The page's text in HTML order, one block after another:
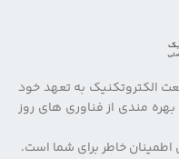
الکتروتکنیک به تعهد خود
بهره مندی از فناوری های روز
خاطر برای شما است.